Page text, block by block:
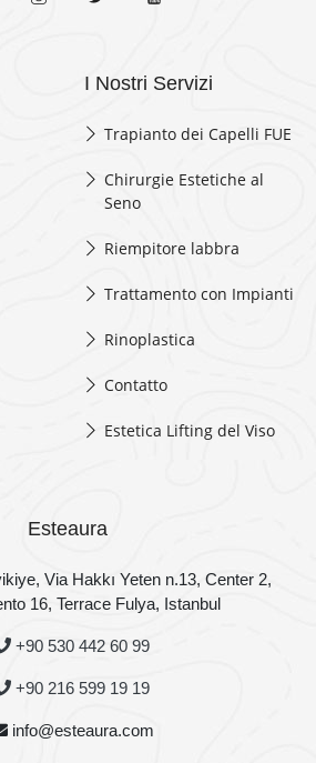
I Nostri Servizi
Trapianto dei Capelli FUE
Chirurgie Estetiche al
Seno
Riempitore labbra
Trattamento con Impianti
Rinoplastica
Contatto
Estetica Lifting del Viso
Esteaura
Via Hakkı Yeten n.13, Center 2,
16, Terrace Fulya, Istanbul
+90 530 442 60 99
+90 216 599 19 19
info@esteaura.com